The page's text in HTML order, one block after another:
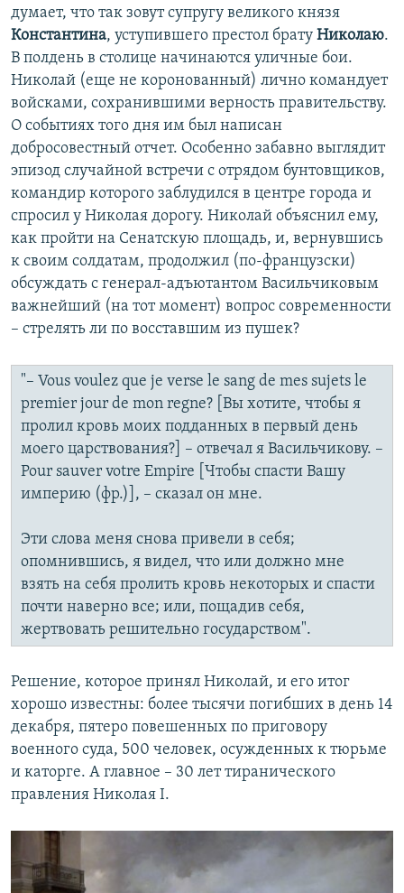
думает, что так зовут супругу великого князя
Константина, уступившего престол брату Николаю.
В полдень в столице начинаются уличные бои.
Николай (еще не коронованный) лично командует
войсками, сохранившими верность правительству.
О событиях того дня им был написан
добросовестный отчет. Особенно забавно выглядит
эпизод случайной встречи с отрядом бунтовщиков,
командир которого заблудился в центре города и
спросил у Николая дорогу. Николай объяснил ему,
как пройти на Сенатскую площадь, и, вернувшись
к своим солдатам, продолжил (по-французски)
обсуждать с генерал-адъютантом Васильчиковым
важнейший (на тот момент) вопрос современности
– стрелять ли по восставшим из пушек?
"– Vous voulez que je verse le sang de mes sujets le
premier jour de mon regne? [Вы хотите, чтобы я
пролил кровь моих подданных в первый день
моего царствования?] – отвечал я Васильчикову. –
Pour sauver votre Empire [Чтобы спасти Вашу
империю (фр.)], – сказал он мне.
Эти слова меня снова привели в себя;
опомнившись, я видел, что или должно мне
взять на себя пролить кровь некоторых и спасти
почти наверно все; или, пощадив себя,
жертвовать решительно государством".
Решение, которое принял Николай, и его итог
хорошо известны: более тысячи погибших в день 14
декабря, пятеро повешенных по приговору
военного суда, 500 человек, осужденных к тюрьме
и каторге. А главное – 30 лет тиранического
правления Николая I.